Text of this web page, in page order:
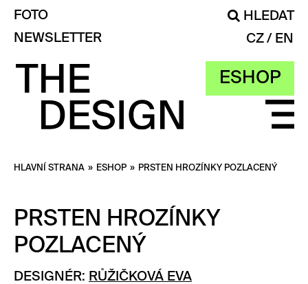
ESHOP
FOTO
HLEDAT
NEWSLETTER
CZ EN
HLAVNÍ STRANA » ESHOP » PRSTEN HROZÍNKY POZLACENÝ
PRSTEN HROZÍNKY
POZLACENÝ
DESIGNÉR: RŮŽIČKOVÁ EVA